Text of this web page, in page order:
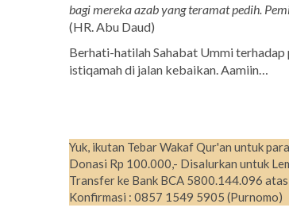
bagi mereka azab yang teramat pedih.
(HR. Abu Daud)
Berhati-hatilah Sahabat Ummi
istiqamah di jalan kebaikan. Aamiin…
Yuk, ikutan Tebar Wakaf Qur'an untuk
Donasi Rp 100.000,- Disalurkan untuk
Transfer ke Bank BCA 5800.144.096
Konfirmasi : 0857 1549 5905 (Purnomo)